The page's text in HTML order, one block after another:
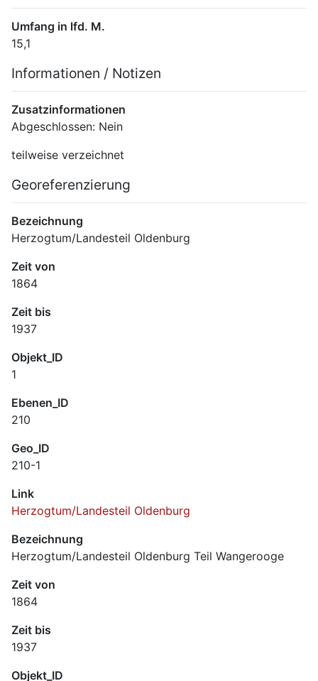
Umfang in lfd. M.
15,1
Informationen / Notizen
Zusatzinformationen
Abgeschlossen: Nein
teilweise verzeichnet
Georeferenzierung
Bezeichnung
Herzogtum/Landesteil Oldenburg
Zeit von
1864
Zeit bis
1937
Objekt_ID
1
Ebenen_ID
210
Geo_ID
210-1
Link
Herzogtum/Landesteil Oldenburg
Bezeichnung
Herzogtum/Landesteil Oldenburg Teil Wangerooge
Zeit von
1864
Zeit bis
1937
Objekt_ID